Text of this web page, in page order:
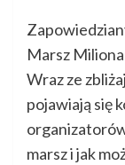
Marsz
Wraz ze
pojawiają się
marsz i jak